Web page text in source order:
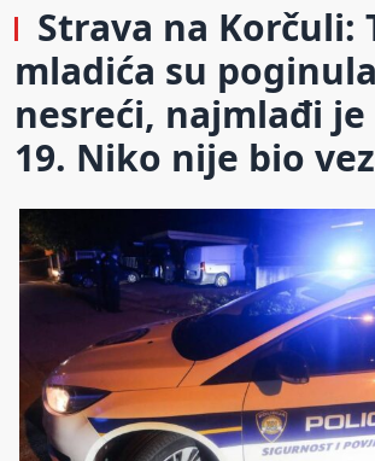
Strava na Korčuli:
mladića su
nesreći, najmlađi
19. Niko nije bio